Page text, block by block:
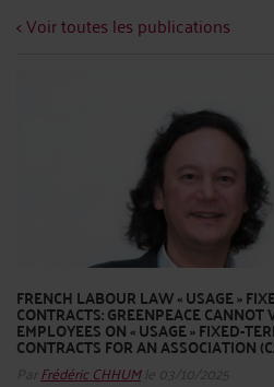
< Voir toutes les publications
FRENCH LABOUR LAW « USAGE »
CONTRACTS: GREENPEACE
EMPLOYEES ON « USAGE » FIXED-
CONTRACTS FOR AN ASSOCIATION
Par Frédéric CHHUMle 03/10/2025